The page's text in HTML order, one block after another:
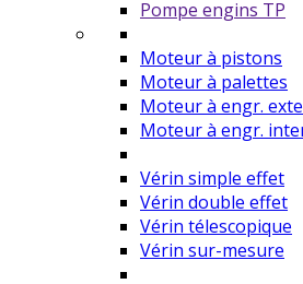
Pompe engins TP
Moteur à pistons
Moteur à palettes
Moteur à engr.
Moteur à engr.
Vérin simple effet
Vérin double effet
Vérin télescopique
Vérin sur-mesure